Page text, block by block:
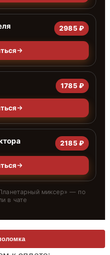
2985 ₽
1785 ₽
2185 ₽
миксер» — по
в чате